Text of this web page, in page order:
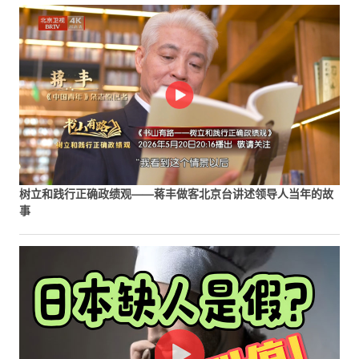
树立和践行正确政绩观——蒋丰做客北京台讲述领导人当年的故
事